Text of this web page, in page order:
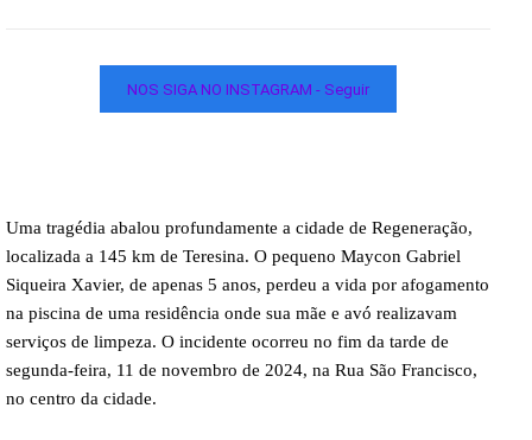
NOS SIGA NO INSTAGRAM - Seguir
Uma tragédia abalou profundamente a cidade de Regeneração,
localizada a 145 km de Teresina. O pequeno Maycon Gabriel
Siqueira Xavier, de apenas 5 anos, perdeu a vida por afogamento
na piscina de uma residência onde sua mãe e avó realizavam
serviços de limpeza. O incidente ocorreu no fim da tarde de
segunda-feira, 11 de novembro de 2024, na Rua São Francisco,
no centro da cidade.